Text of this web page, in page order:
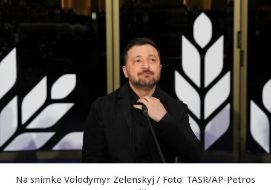
Na snímke Volodymyr Zelenskyj / Foto: TASR/AP-Petros